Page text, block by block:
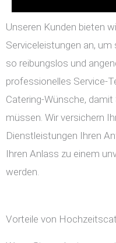
Unseren Kunden bieten
Serviceleistungen an,
so reibungslos und
professionelles Service-
Catering-Wünsche,
müssen. Wir versichern
Dienstleistungen Ihren
Ihren Anlass zu einem
werden.
Vorteile von